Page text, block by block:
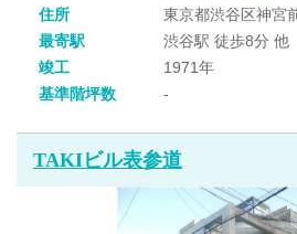
住所
東京都渋谷区神宮
最寄駅
渋谷駅 徒歩8分 他
竣工
1971年
基準階坪数
-
TAKIビル表参道